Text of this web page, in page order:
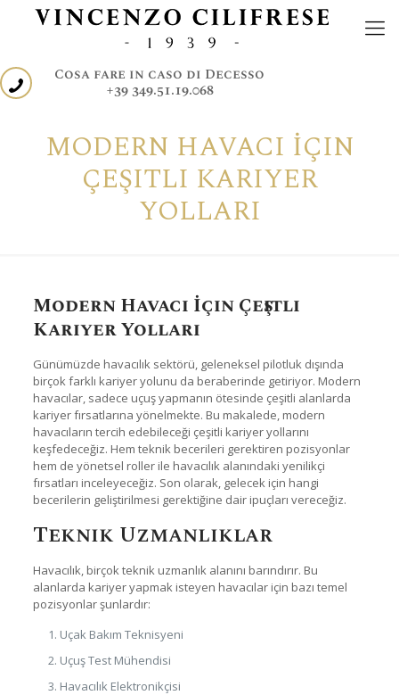
Cosa fare in caso di Decesso
+39 349.51.19.068
MODERN HAVACI İÇIN
ÇEŞITLI KARIYER
YOLLARI
Modern Havacı İçin Çeşitli
Kariyer Yolları
Günümüzde havacılık sektörü, geleneksel pilotluk dışında
birçok farklı kariyer yolunu da beraberinde getiriyor. Modern
havacılar, sadece uçuş yapmanın ötesinde çeşitli alanlarda
kariyer fırsatlarına yönelmekte. Bu makalede, modern
havacıların tercih edebileceği çeşitli kariyer yollarını
keşfedeceğiz. Hem teknik becerileri gerektiren pozisyonlar
hem de yönetsel roller ile havacılık alanındaki yenilikçi
fırsatları inceleyeceğiz. Son olarak, gelecek için hangi
becerilerin geliştirilmesi gerektiğine dair ipuçları vereceğiz.
Teknik Uzmanlıklar
Havacılık, birçok teknik uzmanlık alanını barındırır. Bu
alanlarda kariyer yapmak isteyen havacılar için bazı temel
pozisyonlar şunlardır:
Uçak Bakım Teknisyeni
Uçuş Test Mühendisi
Havacılık Elektronikçisi